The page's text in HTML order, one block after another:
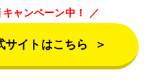
ャンペーン中！
サイトはこちら ＞